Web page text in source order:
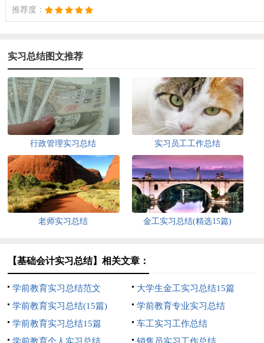
推荐度：
实习总结图文推荐
行政管理实习总结 实习员工工作总结
老师实习总结 金工实习总结(精选15篇)
【基础会计实习总结】相关文章：
学前教育实习总结范文
大学生金工实习总结15篇
学前教育实习总结(15篇)
学前教育专业实习总结
学前教育实习总结15篇
车工实习工作总结